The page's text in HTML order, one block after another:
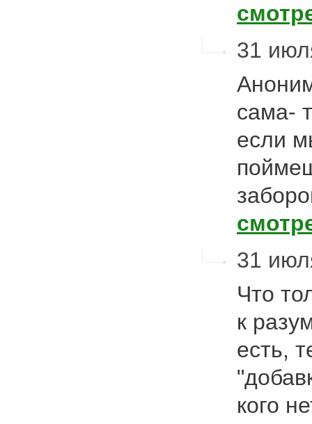
31
сама-
если
31
Что
к
есть,
кого